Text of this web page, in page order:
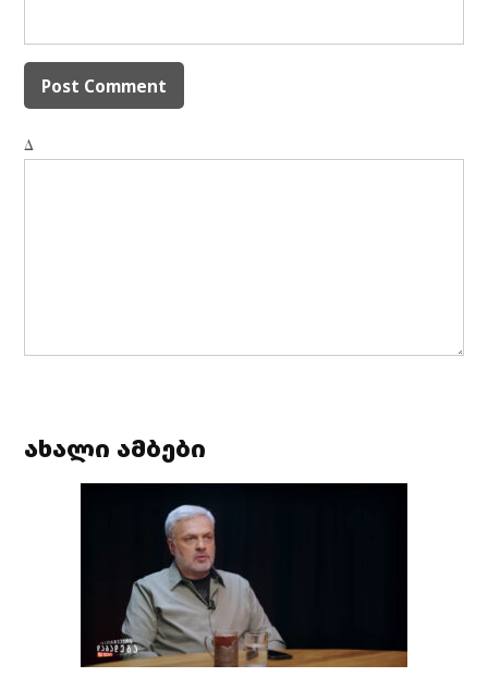
Δ
ახალი ამბები